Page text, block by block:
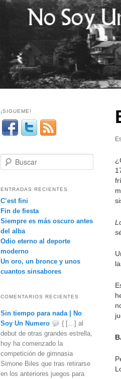
¡SIGUEME!
u
c
a
r
ENTRADAS RECIENTES
C’est fini
Fin de fiesta
Siempre es más oscuro antes
del alba
Odio eterno al deporte
moderno
Un oro, un bronce y unos
cuantos sinsabores
COMENTARIOS RECIENTES
Sin tiempo para nada | No
Soy Un Numero
{ […] al
debut de otras grandes estrella,
hoy ha comenzado la
competición de gimnasia
Simone Biles que tras retirarse
en los anteriores juegos para